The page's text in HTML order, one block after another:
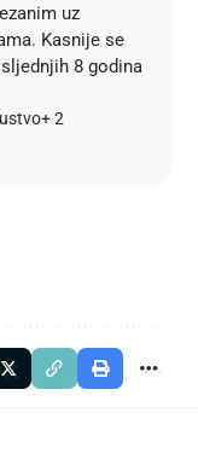
uz
Kasnije se
8 godina
+ 2